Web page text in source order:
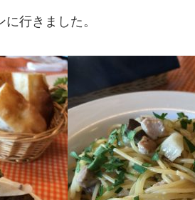
行きました。